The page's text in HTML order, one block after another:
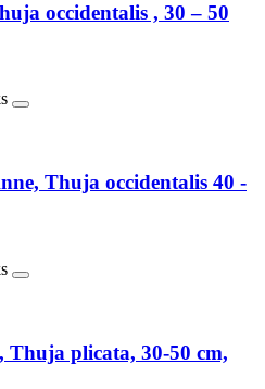
occidentalis , 30 – 50
Thuja occidentalis 40 -
plicata, 30-50 cm,